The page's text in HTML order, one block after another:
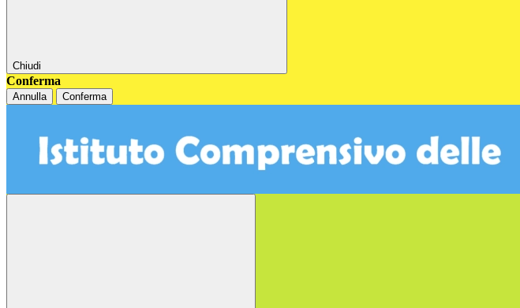
Chiudi
Conferma
Annulla Conferma